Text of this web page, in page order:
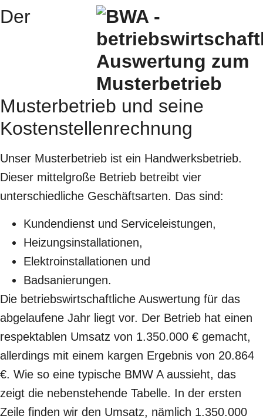
Der
Musterbetrieb und seine
Kostenstellenrechnung
Unser Musterbetrieb ist ein Handwerksbetrieb.
Dieser mittelgroße Betrieb betreibt vier
unterschiedliche Geschäftsarten. Das sind:
Kundendienst und Serviceleistungen,
Heizungsinstallationen,
Elektroinstallationen und
Badsanierungen.
Die betriebswirtschaftliche Auswertung für das
abgelaufene Jahr liegt vor. Der Betrieb hat einen
respektablen Umsatz von 1.350.000 € gemacht,
allerdings mit einem kargen Ergebnis von 20.864
€. Wie so eine typische BMW A aussieht, das
zeigt die nebenstehende Tabelle. In der ersten
Zeile finden wir den Umsatz, nämlich 1.350.000